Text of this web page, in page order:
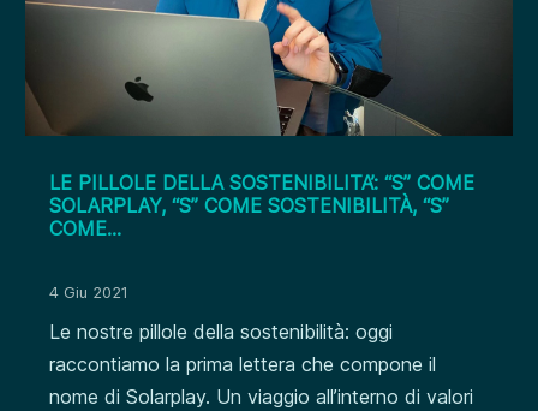
LE PILLOLE DELLA SOSTENIBILITA’: “S” COME
SOLARPLAY, “S” COME SOSTENIBILITÀ, “S”
COME…
4 Giu 2021
Le nostre pillole della sostenibilità: oggi
raccontiamo la prima lettera che compone il
nome di Solarplay. Un viaggio all’interno di valori